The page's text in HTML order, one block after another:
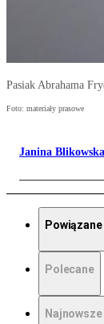
Pasiak Abrahama
Foto: materiały prasowe
Janina Blikowska
Powiązane
Polecane
Najnowsze